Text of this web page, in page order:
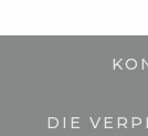
DIE